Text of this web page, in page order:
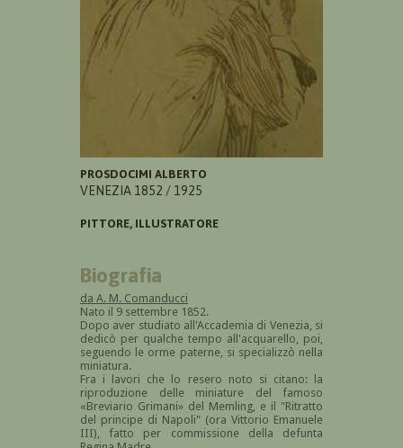
PROSDOCIMI ALBERTO
VENEZIA 1852 / 1925
PITTORE, ILLUSTRATORE
Biografia
da A. M. Comanducci
Nato il 9 settembre 1852.
Dopo aver studiato all'Accademia di Venezia, si
dedicò per qualche tempo all'acquarello, poi,
seguendo le orme paterne, si specializzò nella
miniatura.
Fra i lavori che lo resero noto si citano: la
riproduzione delle miniature del famoso
«Breviario Grimani» del Memling, e il "Ritratto
del principe di Napoli" (ora Vittorio Emanuele
III), fatto per commissione della defunta